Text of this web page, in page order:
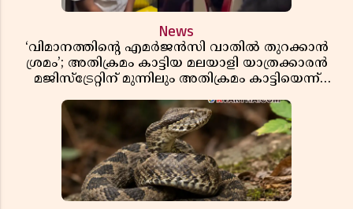
News
‘വിമാനത്തിൻ്റെ എമർജൻസി വാതിൽ തുറക്കാൻ
ശ്രമം’; അതിക്രമം കാട്ടിയ മലയാളി യാത്രക്കാരൻ
മജിസ്ട്രേറ്റിന് മുന്നിലും അതിക്രമം കാട്ടിയെന്ന്